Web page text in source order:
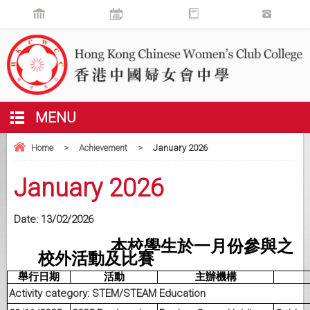
MENU
Home > Achievement > January 2026
January 2026
Date: 13/02/2026
本校學生於一月份參與之
校外活動及比賽
舉行日期 活動 主辦機構
Activity category: STEM/STEAM Education